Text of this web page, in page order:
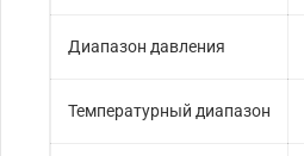
Диапазон давления
Температурный диапазон